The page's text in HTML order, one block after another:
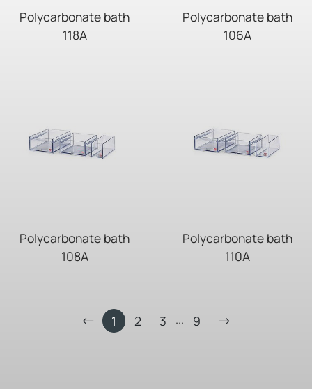
Polycarbonate bath
118A
Polycarbonate bath
106A
Polycarbonate bath
108A
Polycarbonate bath
110A
1 2 3 ... 9